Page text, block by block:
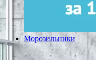
Морозильники